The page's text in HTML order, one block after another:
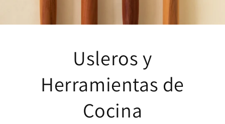
Usleros y
Herramientas de
Cocina